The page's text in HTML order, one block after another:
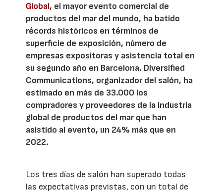
Global, el mayor evento comercial de
productos del mar del mundo, ha batido
récords históricos en términos de
superficie de exposición, número de
empresas expositoras y asistencia total en
su segundo año en Barcelona. Diversified
Communications, organizador del salón, ha
estimado en más de 33.000 los
compradores y proveedores de la industria
global de productos del mar que han
asistido al evento, un 24% más que en
2022.
Los tres días de salón han superado todas
las expectativas previstas, con un total de